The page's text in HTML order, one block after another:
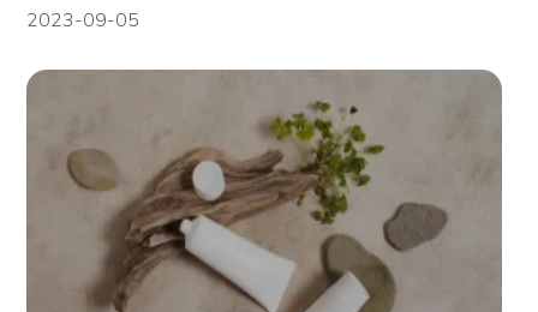
2023-09-05